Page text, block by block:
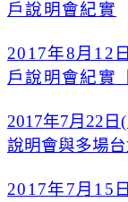
戶說明會紀實
2017年8月12
戶說明會紀實
2017年7月22
說明會與多場
2017年7月15